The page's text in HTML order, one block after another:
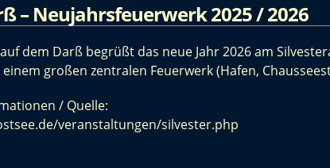
– Neujahrsfeuerwerk 2025 / 2026
dem Darß begrüßt das neue Jahr 2026 am
großen zentralen Feuerwerk (Hafen,
/ Quelle:
veranstaltungen/silvester.php